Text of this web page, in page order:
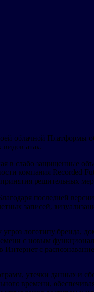
облачной Платформы
атак.
в слабо защищенные
компания Recorded
решительных
последней
записей,
угроз логотипу бренда,
с новым
Интернет с
утечки данных и
времени,